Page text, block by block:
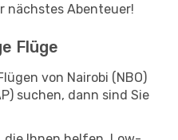
nächstes Abenteuer!
Flüge
von Nairobi (NBO)
suchen, dann sind Sie